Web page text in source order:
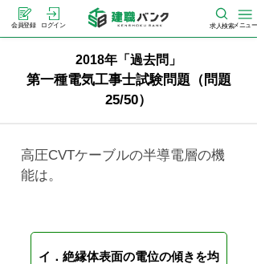
会員登録 ログイン 求人検索メニュー
2018年「過去問」
第一種電気工事士試験問題（問題
25/50）
高圧CVTケーブルの半導電層の機
能は。
イ．絶縁体表面の電位の傾きを均